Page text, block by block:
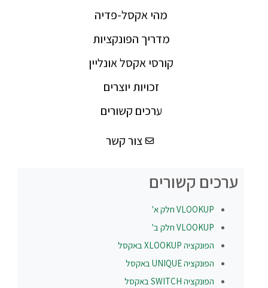
מהי אקסל-פדיה
מדריך הפונקציות
קורסי אקסל אונליין
זכויות יוצרים
ערכים קשורים
צור קשר
ערכים קשורים
VLOOKUP חלק א'
VLOOKUP חלק ב'
הפונקציה XLOOKUP באקסל
הפונקציהUNIQUE באקסל
הפונקציה SWITCH באקסל